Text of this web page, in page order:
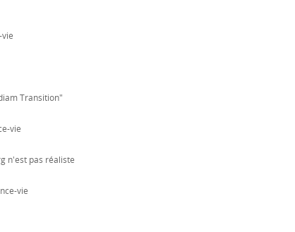
vie
Transition"
vie
n'est pas réaliste
vie